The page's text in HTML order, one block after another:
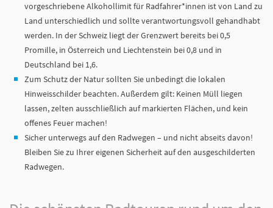
vorgeschriebene Alkohollimit für Radfahrer*innen ist von Land zu
Land unterschiedlich und sollte verantwortungsvoll gehandhabt
werden. In der Schweiz liegt der Grenzwert bereits bei 0,5
Promille, in Österreich und Liechtenstein bei 0,8 und in
Deutschland bei 1,6.
Zum Schutz der Natur sollten Sie unbedingt die lokalen
Hinweisschilder beachten. Außerdem gilt: Keinen Müll liegen
lassen, zelten ausschließlich auf markierten Flächen, und kein
offenes Feuer machen!
Sicher unterwegs auf den Radwegen – und nicht abseits davon!
Bleiben Sie zu Ihrer eigenen Sicherheit auf den ausgeschilderten
Radwegen.